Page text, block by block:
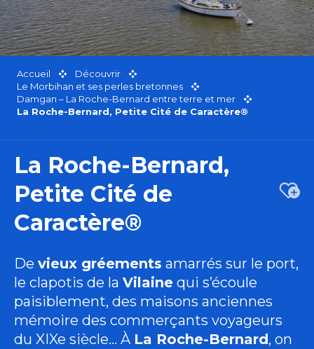
Accueil
Découvrir
Le Morbihan et ses perles bretonnes
Damgan – La Roche-Bernard entre terre et mer
La Roche-Bernard, Petite Cité de Caractère®
La Roche-Bernard,
Petite Cité de
Caractère®
De vieux gréements amarrés sur le port,
le clapotis de la Vilaine qui s’écoule
paisiblement, des maisons anciennes
mémoire des commerçants voyageurs
du XIXe siècle… À La Roche-Bernard, on